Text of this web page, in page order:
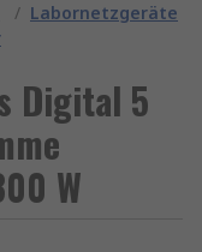
/ Labornetzgeräte
Digital 5
W